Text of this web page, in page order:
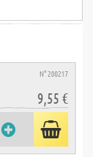
N° 200217
9,55 €